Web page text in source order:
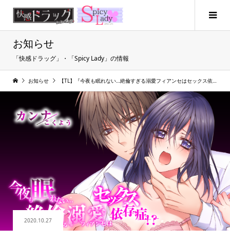
お知らせ
「快感ドラッグ」・「Spicy Lady」の情報
お知らせ 【TL】『今夜も眠れない…絶倫すぎる溺愛フィアンセはセックス依存症!?』が、各書店様にて11月16日より配信開始！
2020.10.27